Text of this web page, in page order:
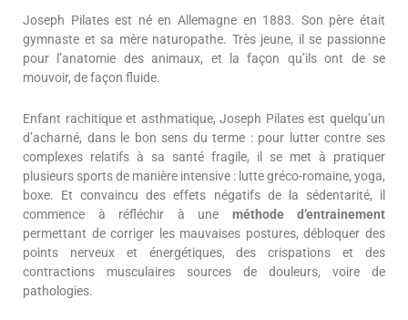
Joseph Pilates est né en Allemagne en 1883. Son père était
gymnaste et sa mère naturopathe. Très jeune, il se passionne
pour l’anatomie des animaux, et la façon qu’ils ont de se
mouvoir, de façon fluide.
Enfant rachitique et asthmatique, Joseph Pilates est quelqu’un
d’acharné, dans le bon sens du terme : pour lutter contre ses
complexes relatifs à sa santé fragile, il se met à pratiquer
plusieurs sports de manière intensive : lutte gréco-romaine, yoga,
boxe. Et convaincu des effets négatifs de la sédentarité, il
commence à réfléchir à une méthode d’entrainement
permettant de corriger les mauvaises postures, débloquer des
points nerveux et énergétiques, des crispations et des
contractions musculaires sources de douleurs, voire de
pathologies.